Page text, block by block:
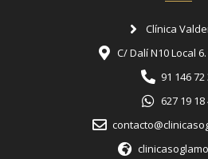
Clínica
C/ Dalí N10 Local
91 146 72
627 19 18